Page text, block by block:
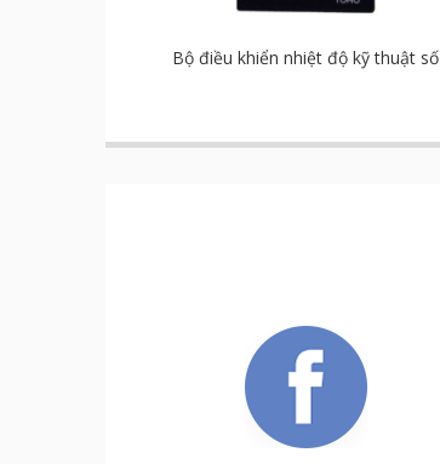
Bộ điều khiển nhiệt độ kỹ thuật số